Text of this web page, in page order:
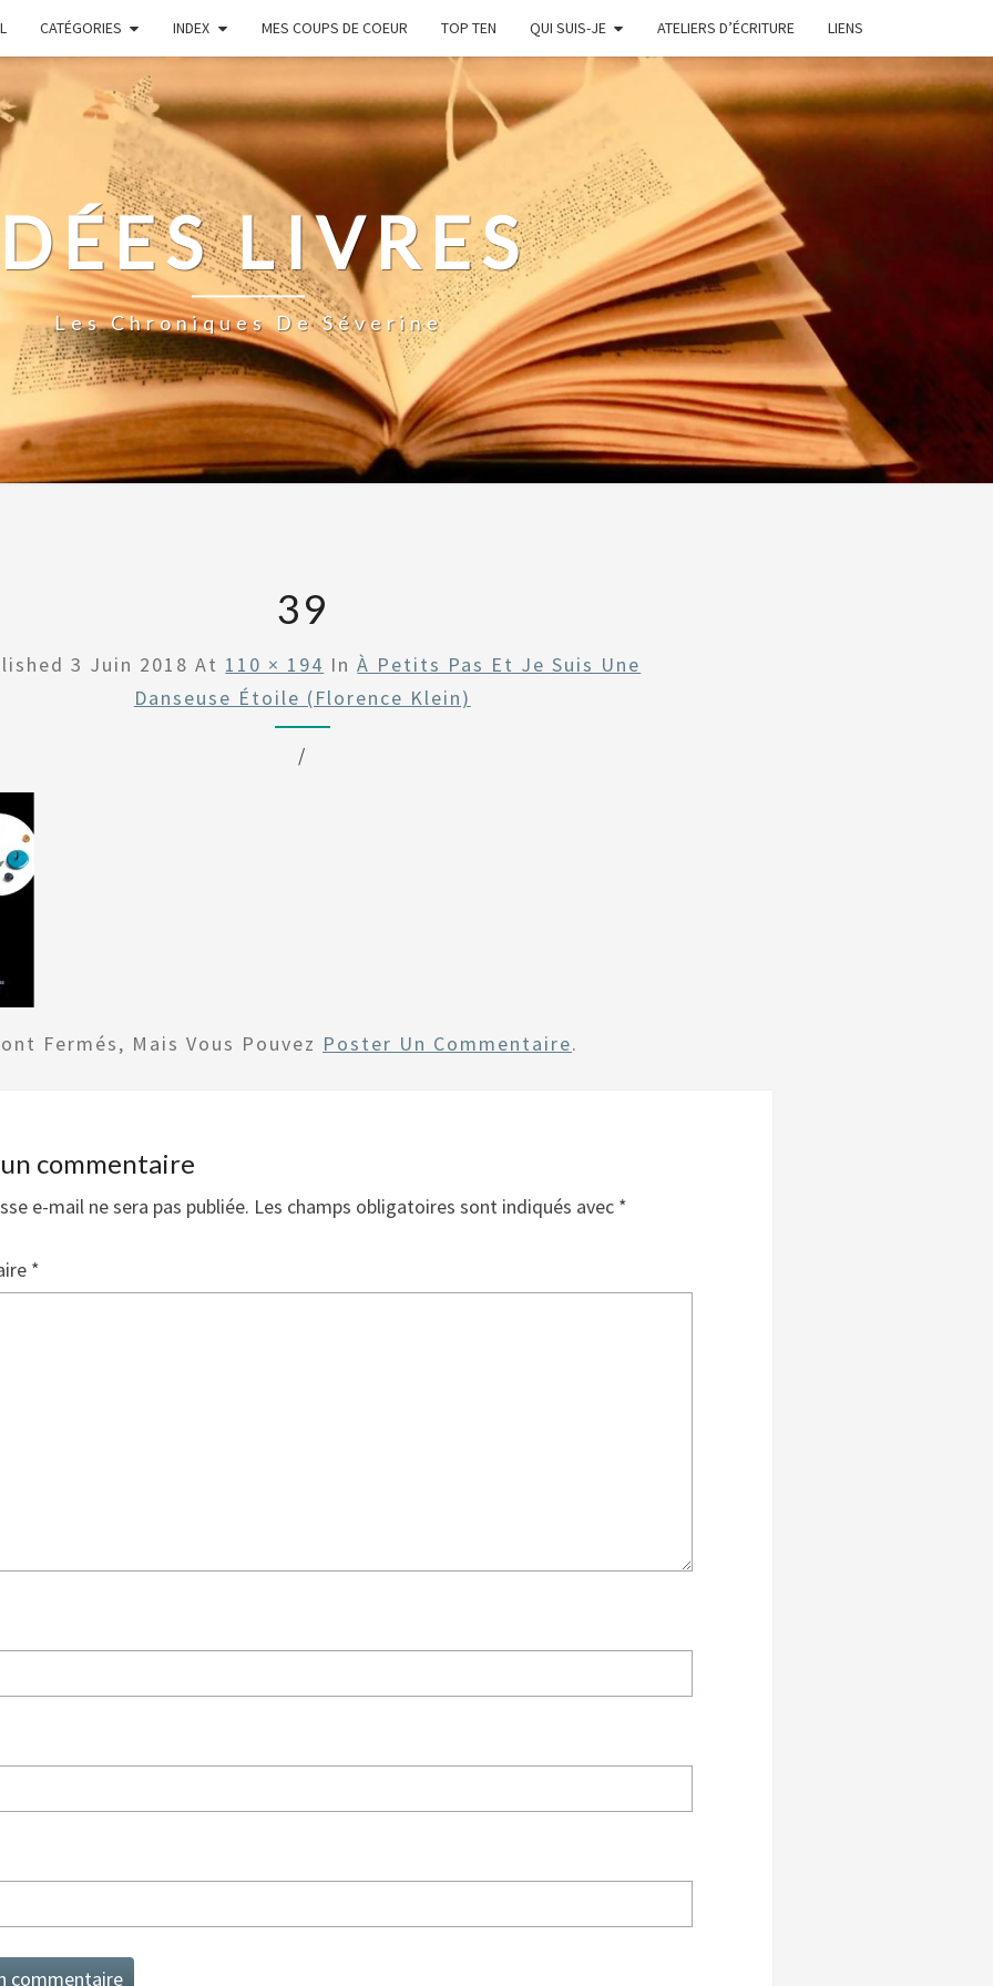
CATÉGORIES INDEX MES COUPS DE COEUR TOP TEN QUI SUIS-JE ATELIERS D’ÉCRITURE LIENS
LIVRES
Les Chroniques De Séverine
39
3 Juin 2018 At 110 × 194 InÀ Petits Pas Et Je Suis Une
Danseuse Étoile (Florence Klein)
/
Fermés, Mais Vous Pouvez Poster Un Commentaire.
commentaire
e-mail ne sera pas publiée. Les champs obligatoires sont indiqués avec *
*